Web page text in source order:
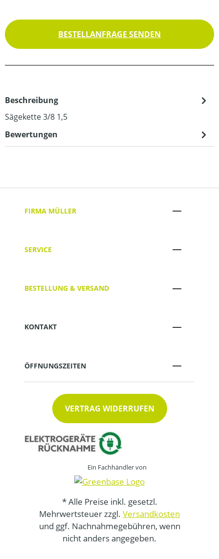
BESTELLANFRAGE SENDEN
Beschreibung
Sägekette 3/8 1,5
Bewertungen
FIRMA MÜLLER
SERVICE
BESTELLUNG & VERSAND
KONTAKT
ÖFFNUNGSZEITEN
VERTRAG WIDERRUFEN
Ein Fachhändler von
* Alle Preise inkl. gesetzl.
Mehrwertsteuer zzgl. Versandkosten
und ggf. Nachnahmegebühren, wenn
nicht anders angegeben.